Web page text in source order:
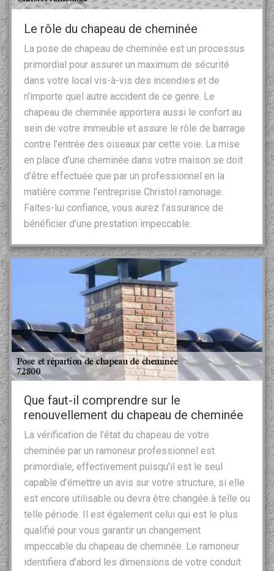
Le rôle du chapeau de cheminée
La pose de chapeau de cheminée est un processus
primordial pour assurer un maximum de sécurité
dans votre local vis-à-vis des incendies et de
n’importe quel autre accident de ce genre. Le
chapeau de cheminée apportera aussi le confort au
sein de votre immeuble et assure le rôle de barrage
contre l’entrée des oiseaux par cette voie. La mise
en place d’une cheminée dans votre maison se doit
d’être effectuée que par un professionnel en la
matière comme l’entreprise Christol ramonage.
Faites-lui confiance, vous aurez l’assurance de
bénéficier d’une prestation impeccable.
Que faut-il comprendre sur le
renouvellement du chapeau de cheminée
La vérification de l’état du chapeau de votre
cheminée par un ramoneur professionnel est
primordiale, effectivement puisqu’il est le seul
capable d’émettre un avis sur votre structure, si elle
est encore utilisable ou devra être changée à telle ou
telle période. Il est également celui qui est le plus
qualifié pour vous garantir un changement
impeccable du chapeau de cheminée. Le ramoneur
identifiera d’abord les dimensions de votre conduit